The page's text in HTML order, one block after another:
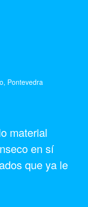
Pontevedra
material
en sí
que ya le